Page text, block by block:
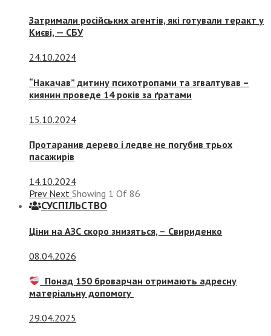
Затримали російських агентів, які готували теракт у
Києві, — СБУ
24.10.2024
“Накачав” дитину психотропами та згвалтував –
киянин проведе 14 років за ґратами
15.10.2024
Протаранив дерево і ледве не погубив трьох
пасажирів
14.10.2024
Prev Next Showing 1 Of 86
СУСПIЛЬСТВО
Ціни на АЗС скоро знизяться, – Свириденко
08.04.2026
Понад 150 броварчан отримають адресну
матеріальну допомогу
29.04.2025